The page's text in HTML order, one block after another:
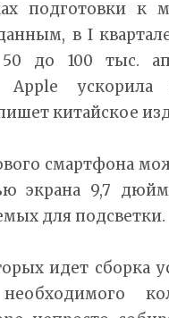
подготовки к
в I квартале
до 100 тыс.
ускорила
китайское
смартфона
экрана 9,7
для подсветки.
идет сборка